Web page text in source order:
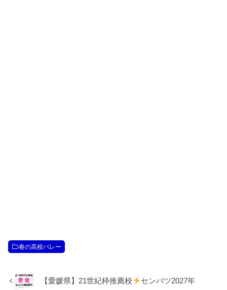
春の高校バレー
【愛媛県】21世紀枠推薦校 センバツ2027年